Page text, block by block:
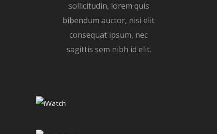
sollicitudin, lorem quis
bibendum auctor, nisi elit
consequat ipsum, nec
sagittis sem nibh id elit.